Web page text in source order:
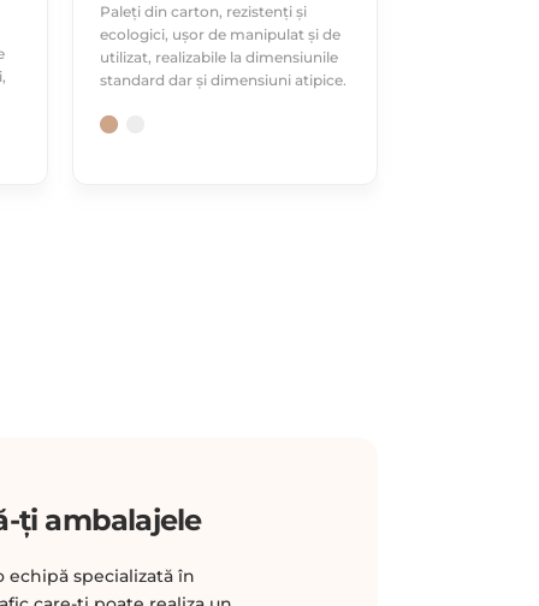
Paleți din carton, rezistenți și
ecologici, ușor de manipulat și de
utilizat, realizabile la dimensiunile
standard dar și dimensiuni atipice.
ți ambalajele
specializată în